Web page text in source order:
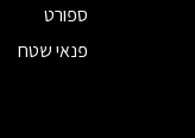
ספורט
פנאי שטח